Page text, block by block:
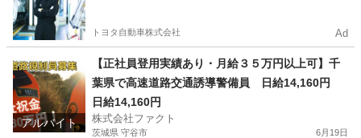
トヨタ自動車株式会社 Ad
アルバイト
【正社員登用実績あり・月給３５万円以上可】千
葉県で高速道路交通誘導警備員 日給14,160円
日給14,160円
株式会社ファクト
茨城県 守谷市 6月19日